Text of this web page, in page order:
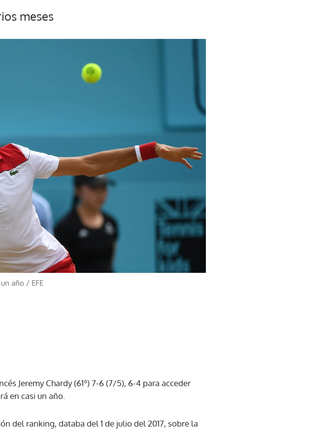
meses
año / EFE
Jeremy Chardy (61º) 7-6 (7/5), 6-4 para acceder
en casi un año.
del ranking, databa del 1 de julio del 2017, sobre la